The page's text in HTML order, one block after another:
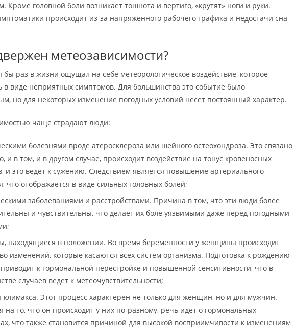
Кроме головной боли возникает тошнота и вертиго, «крутят» ноги и руки.
происходит из-за напряженного рабочего графика и недостачи сна
метеозависимости?
бы раз в жизни ощущал на себе метеорологическое воздействие, которое
в виде неприятных симптомов. Для большинства это событие было
но для некоторых изменение погодных условий несет постоянный характер.
чаще страдают люди:
болезнями вроде атеросклероза или шейного остеохондроза. Это связано
и в том, и в другом случае, происходит воздействие на тонус кровеносных
и это ведет к сужению. Следствием является повышение артериального
что отображается в виде сильных головных болей;
заболеваниями и расстройствами. Причина в том, что эти люди более
и чувствительны, что делает их боле уязвимыми даже перед погодными
находящиеся в положении. Во время беременности у женщины происходит
изменений, которые касаются всех систем организма. Подготовка к рождению
к гормональной перестройке и повышенной сенситивности, что в
случаев ведет к метеочувствительности;
климакса. Этот процесс характерен не только для женщин, но и для мужчин.
на то, что он происходит у них по-разному, речь идет о гормональных
что также становится причиной для высокой восприимчивости к изменениям